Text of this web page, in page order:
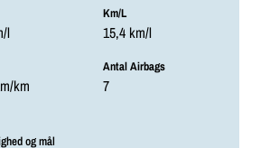
l
Km/L
15,4 km/l
km
Antal Airbags
7
og mål